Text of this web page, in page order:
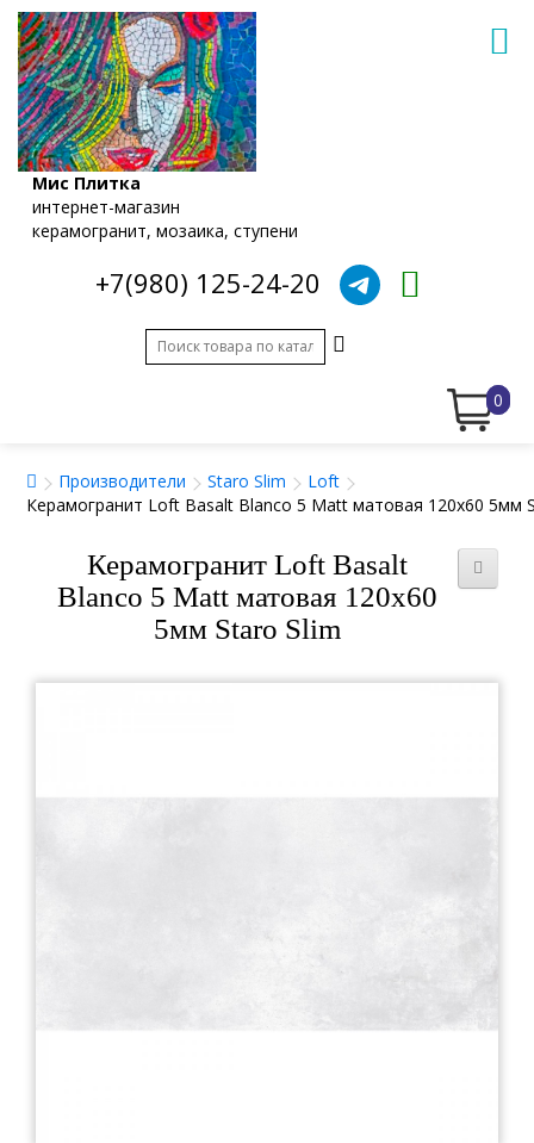
Мис Плитка
интернет-магазин
керамогранит, мозаика, ступени
+7(980) 125-24-20
0
Производители Staro Slim
Loft
Керамогранит Loft Basalt Blanco 5 Matt матовая 120x60 5мм
Керамогранит Loft Basalt
Blanco 5 Matt матовая 120x60
5мм Staro Slim